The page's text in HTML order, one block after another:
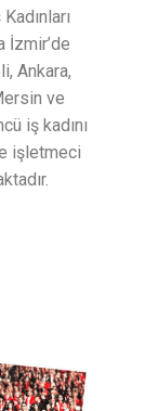
İzmir’de
Ankara,
ve
iş kadını
işletmeci